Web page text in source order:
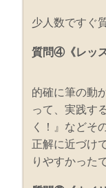
少人数ですぐ
質問④《レッ
的確に筆の動
って、実践す
く！』などそ
正解に近づけ
りやすかった